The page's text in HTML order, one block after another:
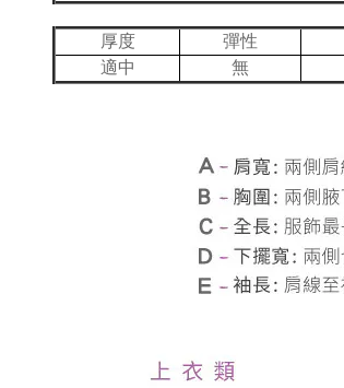
厚度 彈性
適中
無